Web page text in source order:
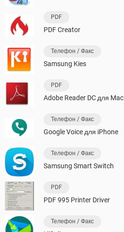
PDF
PDF Creator
Телефон / Факс
Samsung Kies
PDF
Adobe Reader DC для Mac
Телефон / Факс
Google Voice для iPhone
Телефон / Факс
Samsung Smart Switch
PDF
PDF 995 Printer Driver
Телефон / Факс